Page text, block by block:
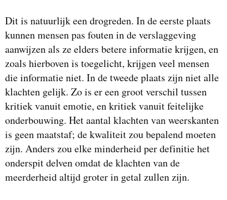
Dit is natuurlijk een drogreden. In de eerste plaats
kunnen mensen pas fouten in de verslaggeving
aanwijzen als ze elders betere informatie krijgen, en
zoals hierboven is toegelicht, krijgen veel mensen
die informatie niet. In de tweede plaats zijn niet alle
klachten gelijk. Zo is er een groot verschil tussen
kritiek vanuit emotie, en kritiek vanuit feitelijke
onderbouwing. Het aantal klachten van weerskanten
is geen maatstaf; de kwaliteit zou bepalend moeten
zijn. Anders zou elke minderheid per definitie het
onderspit delven omdat de klachten van de
meerderheid altijd groter in getal zullen zijn.